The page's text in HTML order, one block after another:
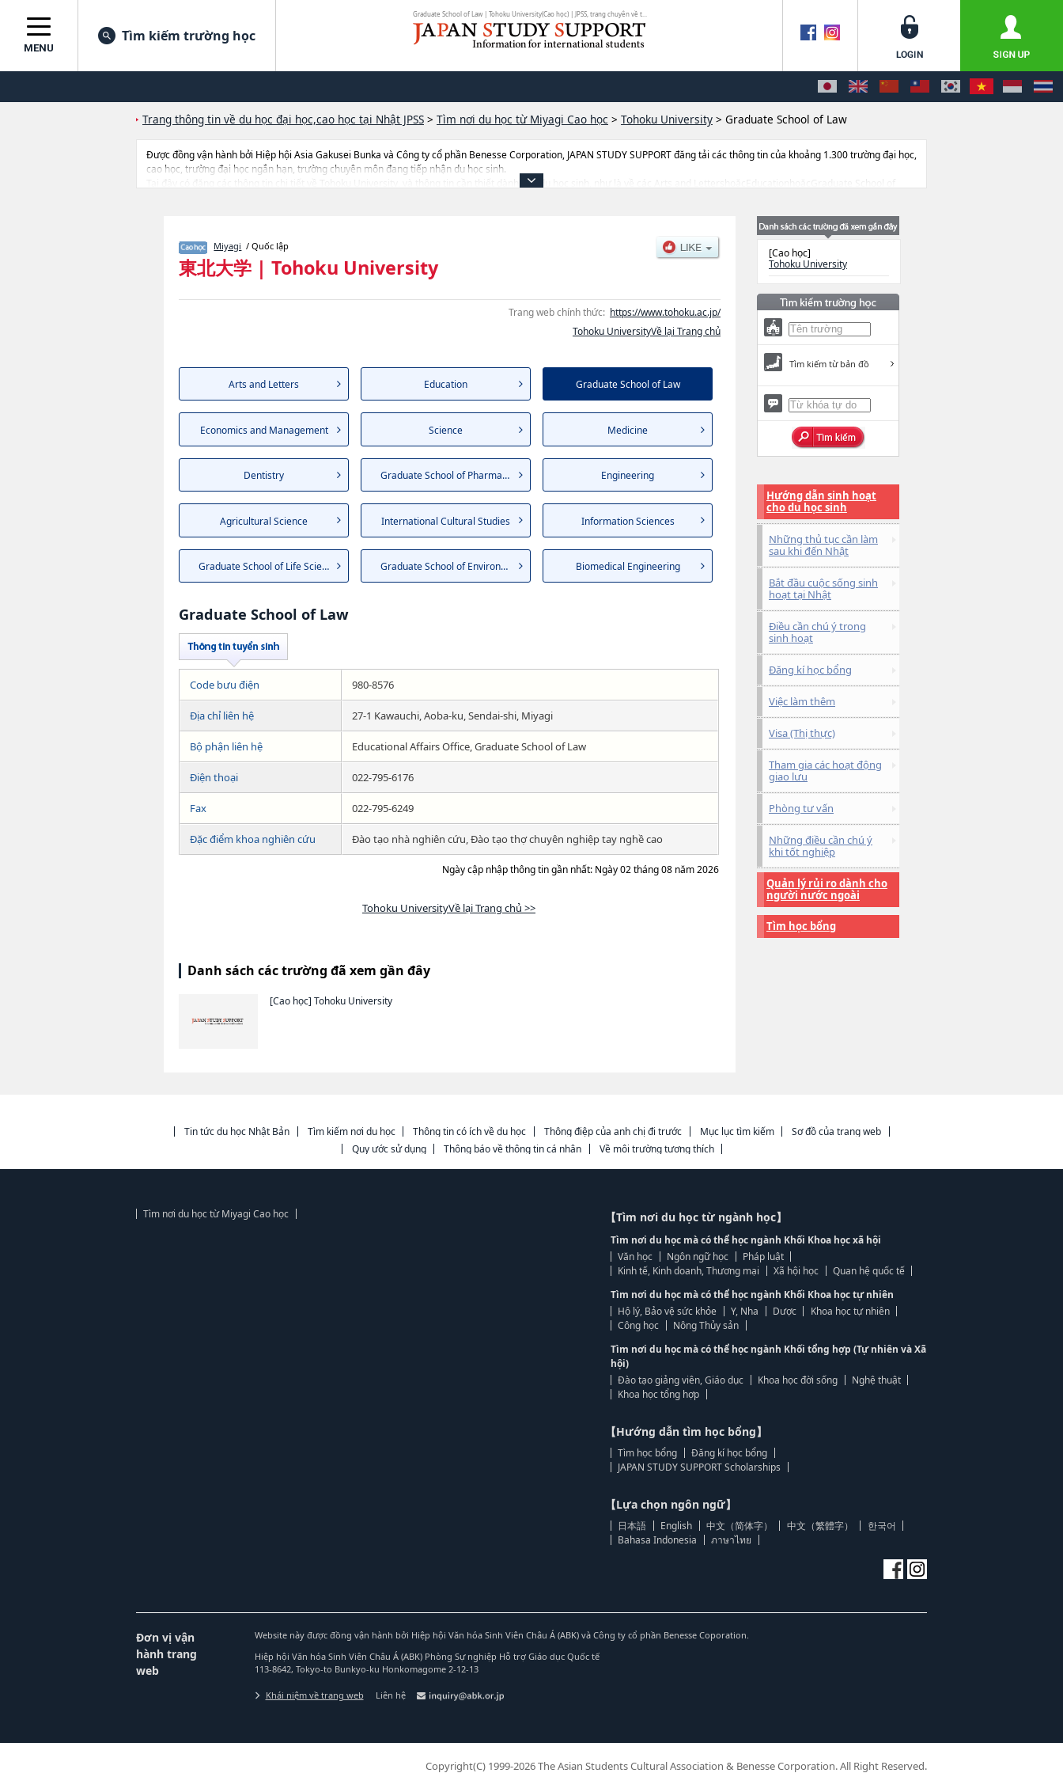
Graduate School of Law | Tohoku University(Cao học) | JPSS, trang chuyên về t...
MENU
Tìm kiếm trường học
Trang thông tin về du học đại học,cao học tại Nhật JPSS > Tìm nơi du học từ Miyagi Cao học > Tohoku University > Graduate School of Law
Được đồng vận hành bởi Hiệp hội Asia Gakusei Bunka và Công ty cổ phần Benesse Corporation, JAPAN STUDY SUPPORT đăng tải các thông tin của khoảng 1.300 trường đại học,
cao học, trường đại học ngắn hạn, trường chuyên môn đang tiếp nhận du học sinh.
Tại đây có đăng các thông tin chi tiết về Tohoku University, và thông tin cần thiết dành cho du học sinh, như là về các Arts and LettershoặcEducationhoặcGraduate School of
Engineering, thông tin về từng khoa nghiên cứu, thông tin liên quan đến thi tuyển như số lượng tuyển sinh, số lượng trúng tuyển, cở sở trang thiết bị, hướng dẫn địa điểm v.v...
Miyagi / Quốc lập
東北大学 | Tohoku University
Trang web chính thức: https://www.tohoku.ac.jp/
Tohoku UniversityVề lại Trang chủ
Arts and Letters Education Graduate School of Law
Economics and Management Science Medicine
Dentistry Graduate School of Pharmaceut... Engineering
Agricultural Science International Cultural Studies Information Sciences
Graduate School of Life Sciences Graduate School of Environmen... Biomedical Engineering
Graduate School of Law
Code bưu điện 980-8576
Địa chỉ liên hệ 27-1 Kawauchi, Aoba-ku, Sendai-shi, Miyagi
Bộ phận liên hệ Educational Affairs Office, Graduate School of Law
Điện thoại 022-795-6176
Fax 022-795-6249
Đặc điểm khoa nghiên cứu Đào tạo nhà nghiên cứu, Đào tạo thợ chuyên nghiệp tay nghề cao
Ngày cập nhập thông tin gần nhất: Ngày 02 tháng 08 năm 2026
Tohoku UniversityVề lại Trang chủ >>
Danh sách các trường đã xem gần đây
[Cao học] Tohoku University
[Cao học]
Tohoku University
Tìm kiếm từ bản đồ
Hướng dẫn sinh hoạt
cho du học sinh
Những thủ tục cần làm
sau khi đến Nhật
Bắt đầu cuộc sống sinh
hoạt tại Nhật
Điều cần chú ý trong
sinh hoạt
Đăng kí học bổng
Việc làm thêm
Visa (Thị thực)
Tham gia các hoạt động
giao lưu
Phòng tư vấn
Những điều cần chú ý
khi tốt nghiệp
Quản lý rủi ro dành cho
người nước ngoài
Tìm học bổng
Tin tức du học Nhật Bản Tìm kiếm nơi du học Thông tin có ích về du học Thông điệp của anh chị đi trước Mục lục tìm kiếm
Sơ đồ của trang web
Quy ước sử dụng
Thông báo về thông tin cá nhân Về môi trường tương thích
Tìm nơi du học từ Miyagi Cao học 【Tìm nơi du học từ ngành học】
Tìm nơi du học mà có thể học ngành Khối Khoa học xã hội
Văn học
Ngôn ngữ học
Pháp luật
Kinh tế, Kinh doanh, Thương mại
Xã hội học
Quan hệ quốc tế
Tìm nơi du học mà có thể học ngành Khối Khoa học tự nhiên
Hộ lý, Bảo vệ sức khỏe
Y, Nha Dược
Khoa học tự nhiên
Công học
Nông Thủy sản
Tìm nơi du học mà có thể học ngành Khối tổng hợp (Tự nhiên và Xã
hội)
Đào tạo giảng viên, Giáo dục
Khoa học đời sống
Nghệ thuật
Khoa học tổng hợp
【Hướng dẫn tìm học bổng】
Tìm học bổng
Đăng kí học bổng
JAPAN STUDY SUPPORT Scholarships
【Lựa chọn ngôn ngữ】
日本語 English 中文（简体字） 中文（繁體字）
한국어
Bahasa Indonesia
ภาษาไทย
Đơn vị vận
hành trang
web
Website này được đồng vận hành bởi Hiệp hội Văn hóa Sinh Viên Châu Á (ABK) và Công ty cổ phần Benesse Coporation.
Hiệp hội Văn hóa Sinh Viên Châu Á (ABK) Phòng Sự nghiệp Hỗ trợ Giáo dục Quốc tế
113-8642, Tokyo-to Bunkyo-ku Honkomagome 2-12-13
Khái niệm về trang web Liên hệ
Copyright(C) 1999-2026 The Asian Students Cultural Association & Benesse Corporation. All Right Reserved.